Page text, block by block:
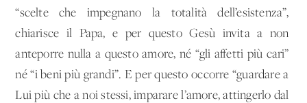
“scelte che impegnano la totalità dell’esistenza”,
chiarisce il Papa, e per questo Gesù invita a non
anteporre nulla a questo amore, né “gli affetti più cari”
né “i beni più grandi”. E per questo occorre “guardare a
Lui più che a noi stessi, imparare l’amore, attingerlo dal